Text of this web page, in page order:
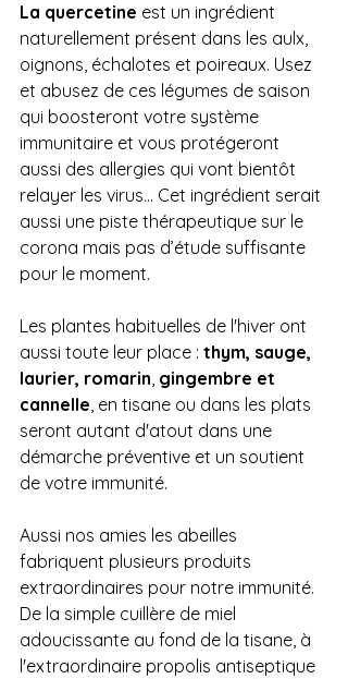
La quercetine est un ingrédient
naturellement présent dans les aulx,
oignons, échalotes et poireaux. Usez
et abusez de ces légumes de saison
qui boosteront votre système
immunitaire et vous protégeront
aussi des allergies qui vont bientôt
relayer les virus... Cet ingrédient serait
aussi une piste thérapeutique sur le
corona mais pas d’étude suffisante
pour le moment.
Les plantes habituelles de l'hiver ont
aussi toute leur place : thym, sauge,
laurier, romarin, gingembre et
cannelle, en tisane ou dans les plats
seront autant d'atout dans une
démarche préventive et un soutient
de votre immunité.
Aussi nos amies les abeilles
fabriquent plusieurs produits
extraordinaires pour notre immunité.
De la simple cuillère de miel
adoucissante au fond de la tisane, à
l'extraordinaire propolis antiseptique